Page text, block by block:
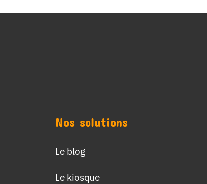
Nos solutions
Le blog
Le kiosque